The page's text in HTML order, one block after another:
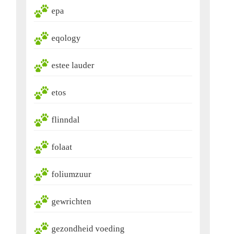
epa
eqology
estee lauder
etos
flinndal
folaat
foliumzuur
gewrichten
gezondheid voeding